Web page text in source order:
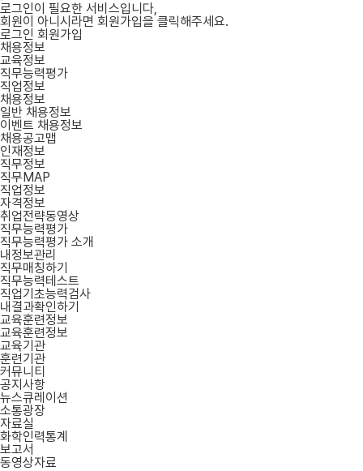
로그인이 필요한 서비스입니다,
회원이 아니시라면 회원가입을 클릭해주세요.
로그인 회원가입
채용정보
교육정보
직무능력평가
직업정보
채용정보
일반 채용정보
이벤트 채용정보
채용공고맵
인재정보
직무정보
직무MAP
직업정보
자격정보
취업전략동영상
직무능력평가
직무능력평가 소개
내정보관리
직무매칭하기
직무능력테스트
직업기초능력검사
내결과확인하기
교육훈련정보
교육훈련정보
교육기관
훈련기관
커뮤니티
공지사항
뉴스큐레이션
소통광장
자료실
화학인력통계
보고서
동영상자료